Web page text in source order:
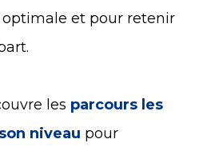
et pour retenir
les parcours les
niveau pour